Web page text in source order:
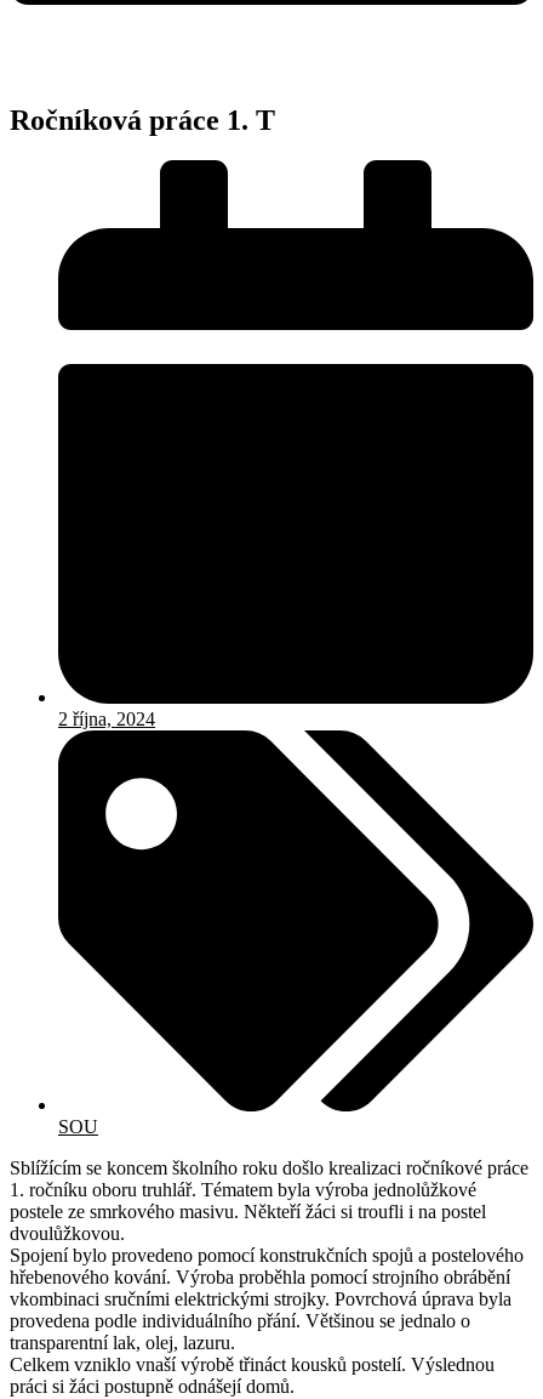
Ročníková práce 1. T
2 října, 2024
SOU
Sblížícím se koncem školního roku došlo krealizaci ročníkové práce
1. ročníku oboru truhlář. Tématem byla výroba jednolůžkové
postele ze smrkového masivu. Někteří žáci si troufli i na postel
dvoulůžkovou.
Spojení bylo provedeno pomocí konstrukčních spojů a postelového
hřebenového kování. Výroba proběhla pomocí strojního obrábění
vkombinaci sručními elektrickými strojky. Povrchová úprava byla
provedena podle individuálního přání. Většinou se jednalo o
transparentní lak, olej, lazuru.
Celkem vzniklo vnaší výrobě třináct kousků postelí. Výslednou
práci si žáci postupně odnášejí domů.